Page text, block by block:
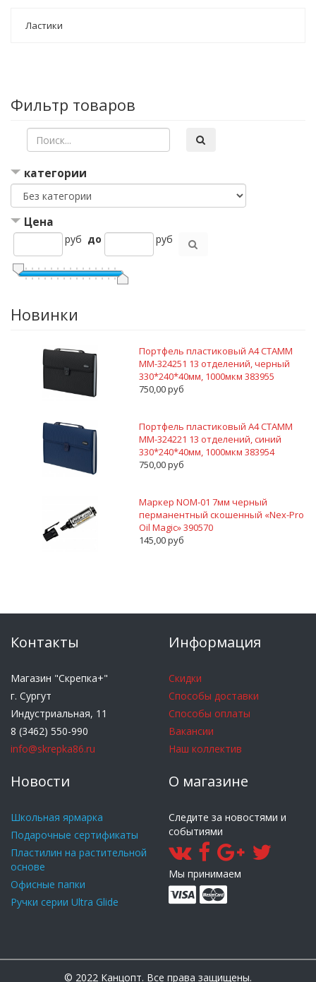
Ластики
Фильтр товаров
категории
Цена
руб до руб
Новинки
Портфель пластиковый А4 СТАММ
ММ-324251 13 отделений, черный
330*240*40мм, 1000мкм 383955
750,00 руб
Портфель пластиковый А4 СТАММ
ММ-324221 13 отделений, синий
330*240*40мм, 1000мкм 383954
750,00 руб
Маркер NOM-01 7мм черный
перманентный скошенный «Nex-Pro
Oil Magic» 390570
145,00 руб
Контакты
Магазин "Скрепка+"
г. Сургут
Индустриальная, 11
8 (3462) 550-990
info@skrepka86.ru
Информация
Скидки
Способы доставки
Способы оплаты
Вакансии
Наш коллектив
Новости
Школьная ярмарка
Подарочные сертификаты
Пластилин на растительной
основе
Офисные папки
Ручки серии Ultra Glide
О магазине
Следите за новостями и
событиями
Мы принимаем
© 2022 Канцопт. Все права защищены.